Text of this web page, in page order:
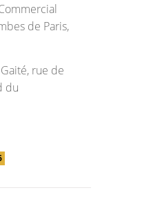
de Paris,
rue de
du